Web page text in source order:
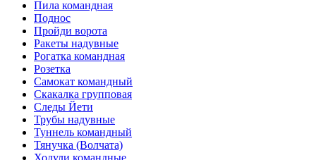
Пила командная
Поднос
Пройди ворота
Ракеты надувные
Рогатка командная
Розетка
Самокат командный
Скакалка групповая
Следы Йети
Трубы надувные
Туннель командный
Тянучка (Волчата)